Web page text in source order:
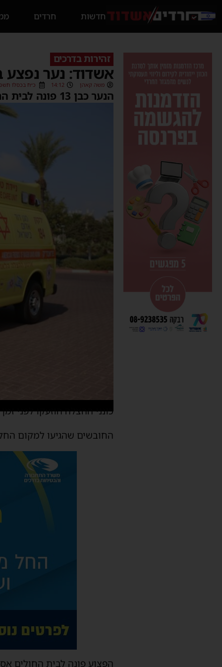
חדשות חרדים
זהירות בדרכים
אשדוד: נער נפצע
משה קאהן 14:12 כ״ח בכסלו תשפ״ד (11/
הנער כבן 13 פונה לבית החולים אסותא באשדוד להמשך טיפול כשמצבו מוגדר בינוני
כונני ההצלה הוזעקו לפני
החובשים שהגיעו למקום החלו להעניק סיוע
הפצוע פונה לבית החולים